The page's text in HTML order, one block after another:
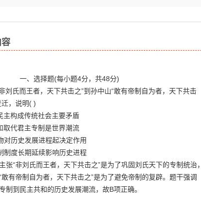
每小题4分，共48分)
刘氏而王者，天下共击之”到孙中山“敢有帝制自为者，天下共击
迁，说明( )
主构成传统社会主要矛盾
取代君主专制是世界潮流
对历史发展进程起决定作用
制度长期延续影响历史进程
张“非刘氏而王者，天下共击之”是为了巩固刘氏天下的专制统治，
敢有帝制自为者，天下共击之”是为了避免帝制的复辟。题干强调
制到民主共和的历史发展潮流，故B项正确。